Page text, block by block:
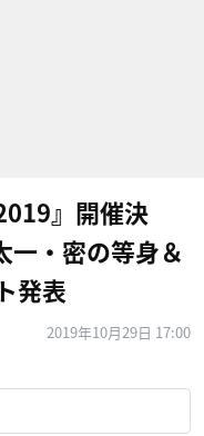
』開催決
一・密の等身＆
発表
2019年10月29日 17:00